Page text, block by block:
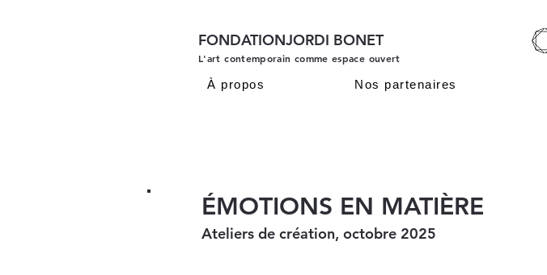
FONDATIONJORDI BONET
L'art contemporain comme espace ouvert
À propos Nos partenaires
ÉMOTIONS EN MATIÈRE
Ateliers de création, octobre 2025